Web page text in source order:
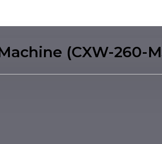
(CXW-260-